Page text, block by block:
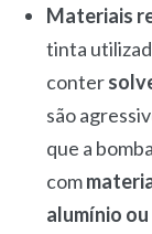
Materiais
tinta
conter
são
que a
com
alumínio